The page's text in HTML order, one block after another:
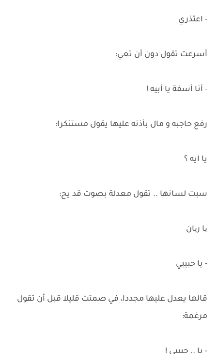
- اعتذري
أسرعت تقول دون أن تعي:
- أنا أسفة يا أبيه !
رفع حاجبه و مال بأذنه عليها يقول مستنكرا:
يا ايه ؟
سبت لسانها .. تقول معدلة بصوت قد يح:
یا ریان
- يا حبيبي
قالها يعدل عليها مجددا، في صمتت قليلا قبل أن تقول
مرغمة:
- يا .. حبيبي !